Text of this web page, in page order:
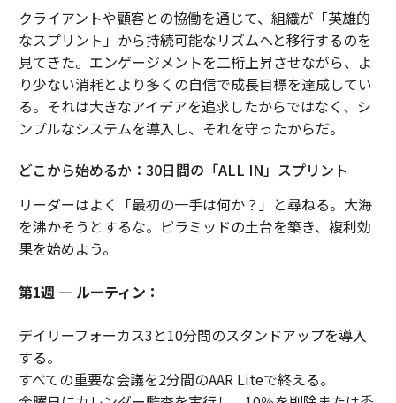
クライアントや顧客との協働を通じて、組織が「英雄的
なスプリント」から持続可能なリズムへと移行するのを
見てきた。エンゲージメントを二桁上昇させながら、よ
り少ない消耗とより多くの自信で成長目標を達成してい
る。それは大きなアイデアを追求したからではなく、シ
ンプルなシステムを導入し、それを守ったからだ。
どこから始めるか：30日間の「ALL IN」スプリント
リーダーはよく「最初の一手は何か？」と尋ねる。大海
を沸かそうとするな。ピラミッドの土台を築き、複利効
果を始めよう。
第1週 — ルーティン：
デイリーフォーカス3と10分間のスタンドアップを導入
する。
すべての重要な会議を2分間のAAR Liteで終える。